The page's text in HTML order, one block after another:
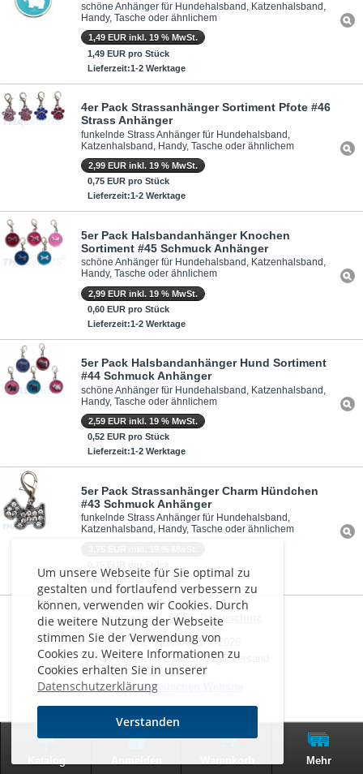
Um unsere Webseite für Sie optimal zu
gestalten und fortlaufend verbessern zu
können, verwenden wir Cookies. Durch
die weitere Nutzung der Webseite
stimmen Sie der Verwendung von
Cookies zu. Weitere Informationen zu
Cookies erhalten Sie in unserer
Datenschutzerklärung
Verstanden
schöne Anhänger für Hundehalsband, Katzenhalsband,
Handy, Tasche oder ähnlichem
1,49 EUR inkl. 19 % MwSt.
1,49 EUR pro Stück
Lieferzeit:1-2 Werktage
4er Pack Strassanhänger Sortiment Pfote #46
Strass Anhänger
funkelnde Strass Anhänger für Hundehalsband,
Katzenhalsband, Handy, Tasche oder ähnlichem
2,99 EUR inkl. 19 % MwSt.
0,75 EUR pro Stück
Lieferzeit:1-2 Werktage
5er Pack Halsbandanhänger Knochen
Sortiment #45 Schmuck Anhänger
schöne Anhänger für Hundehalsband, Katzenhalsband,
Handy, Tasche oder ähnlichem
2,99 EUR inkl. 19 % MwSt.
0,60 EUR pro Stück
Lieferzeit:1-2 Werktage
5er Pack Halsbandanhänger Hund Sortiment
#44 Schmuck Anhänger
schöne Anhänger für Hundehalsband, Katzenhalsband,
Handy, Tasche oder ähnlichem
2,59 EUR inkl. 19 % MwSt.
0,52 EUR pro Stück
Lieferzeit:1-2 Werktage
5er Pack Strassanhänger Charm Hündchen
#43 Schmuck Anhänger
funkelnde Strass Anhänger für Hundehalsband,
Katzenhalsband, Handy, Tasche oder ähnlichem
Lieferzeit:1-2 Werktage
Impressum-AGB-Datenschutz
THAL VERSAND © 2026
Alle Preise inkl. MwSt. zzgl. Versand
Zur klassischen Website
Mehr